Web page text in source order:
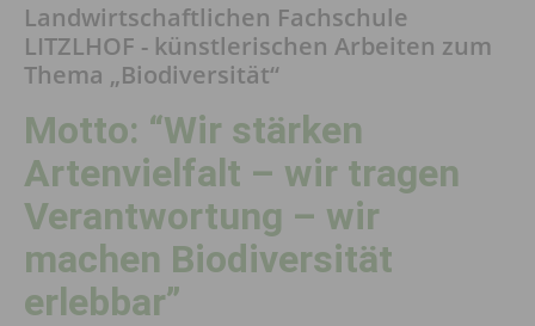
Landwirtschaftlichen Fachschule
LITZLHOF - künstlerischen Arbeiten zum
Thema „Biodiversität“
Motto: “Wir stärken
Artenvielfalt – wir tragen
Verantwortung – wir
machen Biodiversität
erlebbar”